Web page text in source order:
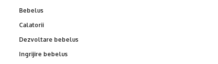
Bebelus
Calatorii
Dezvoltare bebelus
Ingrijire bebelus